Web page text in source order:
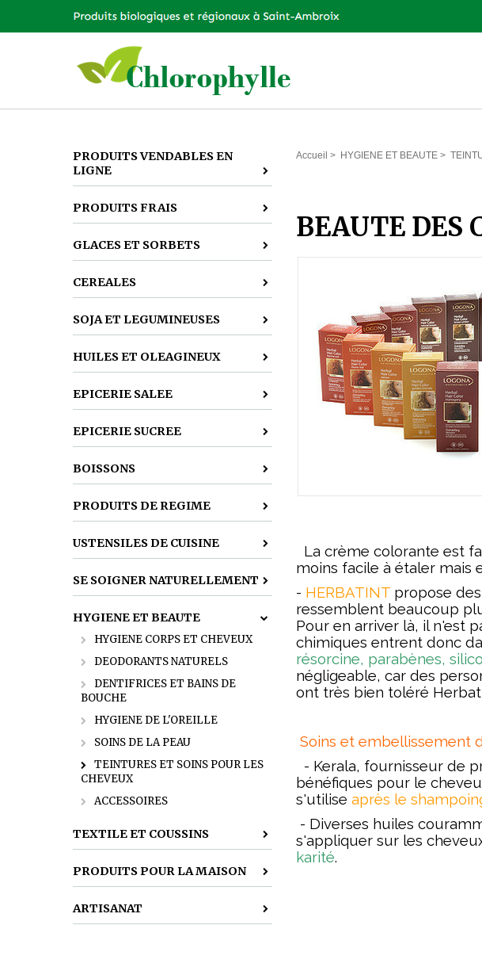
PRODUITS VENDABLES EN
LIGNE
PRODUITS FRAIS
GLACES ET SORBETS
CEREALES
SOJA ET LEGUMINEUSES
HUILES ET OLEAGINEUX
EPICERIE SALEE
EPICERIE SUCREE
BOISSONS
PRODUITS DE REGIME
USTENSILES DE CUISINE
SE SOIGNER NATURELLEMENT
HYGIENE ET BEAUTE
HYGIENE CORPS ET CHEVEUX
DEODORANTS NATURELS
DENTIFRICES ET BAINS DE
BOUCHE
HYGIENE DE L'OREILLE
SOINS DE LA PEAU
TEINTURES ET SOINS POUR LES
CHEVEUX
ACCESSOIRES
TEXTILE ET COUSSINS
PRODUITS POUR LA MAISON
ARTISANAT
Accueil > HYGIENE ET BEAUTE >
BEAUTE DES
La crème colorante est
moins facile à étaler mais
- HERBATINT propose
ressemblent beaucoup
Pour en arriver là, il n'est
chimiques entrent donc
résorcine, parabènes,
négligeable, car des
ont très bien toléré
Soins et embellissement
- Kerala, fournisseur de
bénéfiques pour le
s'utilise après le
- Diverses huiles
s'appliquer sur les
karité.